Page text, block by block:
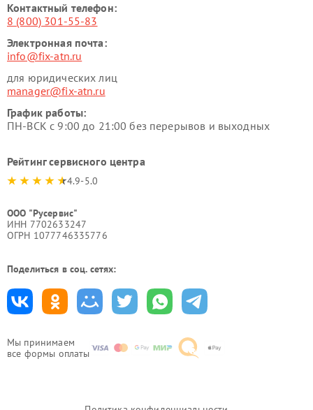
Мы принимаем
все формы оплаты
Контактный телефон:
8 (800) 301-55-83
Электронная почта:
info@fix-atn.ru
для юридических лиц
manager@fix-atn.ru
График работы:
ПН-ВСК с 9:00 до 21:00 без перерывов и выходных
Рейтинг сервисного центра
4.9-5.0
ООО "Русервис"
ИНН 7702633247
ОГРН 1077746335776
Поделиться в соц. сетях: